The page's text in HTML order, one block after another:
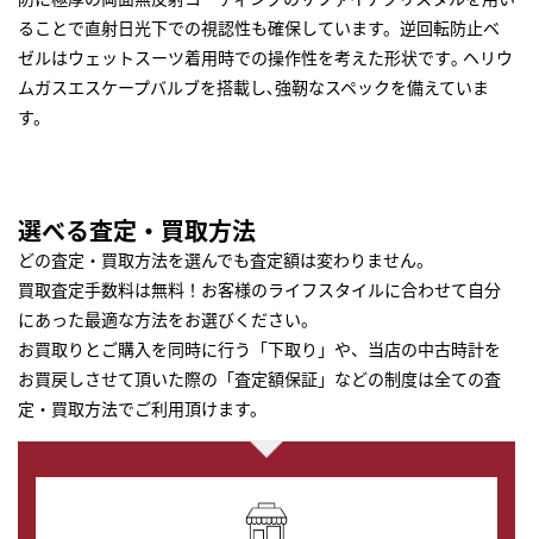
ることで直射日光下での視認性も確保しています。逆回転防止ベ
ゼルはウェットスーツ着用時での操作性を考えた形状です｡ ヘリウ
ムガスエスケープバルブを搭載し､強靭なスペックを備えていま
す。
選べる査定・買取方法
どの査定・買取方法を選んでも査定額は変わりません。
買取査定手数料は無料！お客様のライフスタイルに合わせて自分
にあった最適な方法をお選びください。
お買取りとご購入を同時に行う「下取り」や、当店の中古時計を
お買戻しさせて頂いた際の「査定額保証」などの制度は全ての査
定・買取方法でご利用頂けます。